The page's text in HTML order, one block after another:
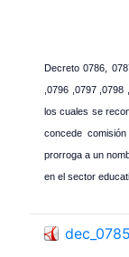
Decreto 0786,
,0796 ,0797
los cuales se
concede
prorroga a un
en el sector